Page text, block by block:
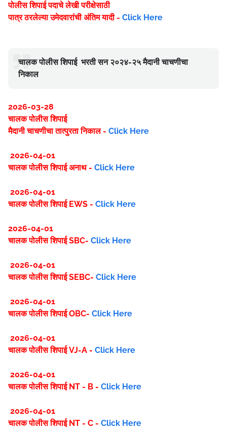
पोलीस शिपाई पदाचे लेखी परीक्षेसाठी
पात्र ठरलेल्या उमेदवारांची अंतिम यादी - Click Here
चालक पोलीस शिपाई भरती सन २०२४-२५ मैदानी चाचणीचा
निकाल
2026-03-28
चालक पोलीस शिपाई
मैदानी चाचणीचा तात्पुरता निकाल - Click Here
2026-04-01
चालक पोलीस शिपाई अनाथ - Click Here
2026-04-01
चालक पोलीस शिपाई EWS - Click Here
2026-04-01
चालक पोलीस शिपाई SBC- Click Here
2026-04-01
चालक पोलीस शिपाई SEBC- Click Here
2026-04-01
चालक पोलीस शिपाई OBC- Click Here
2026-04-01
चालक पोलीस शिपाई VJ-A - Click Here
2026-04-01
चालक पोलीस शिपाई NT - B - Click Here
2026-04-01
चालक पोलीस शिपाई NT - C - Click Here